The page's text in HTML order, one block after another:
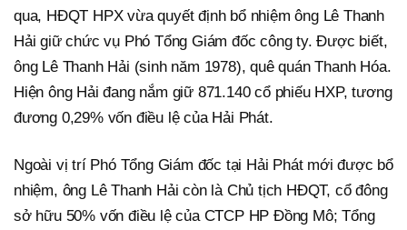
qua, HĐQT HPX vừa quyết định bổ nhiệm ông Lê Thanh
Hải giữ chức vụ Phó Tổng Giám đốc công ty. Được biết,
ông Lê Thanh Hải (sinh năm 1978), quê quán Thanh Hóa.
Hiện ông Hải đang nắm giữ 871.140 cổ phiếu HXP, tương
đương 0,29% vốn điều lệ của Hải Phát.
Ngoài vị trí Phó Tổng Giám đốc tại Hải Phát mới được bổ
nhiệm, ông Lê Thanh Hải còn là Chủ tịch HĐQT, cổ đông
sở hữu 50% vốn điều lệ của CTCP HP Đồng Mô; Tổng